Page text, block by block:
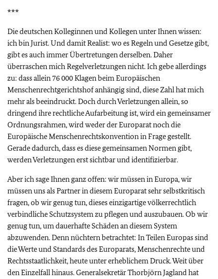
***
Die deutschen Kolleginnen und Kollegen unter Ihnen wissen:
ich bin Jurist. Und damit Realist: wo es Regeln und Gesetze gibt,
gibt es auch immer Übertretungen derselben. Daher
überraschen mich Regelverletzungen nicht. Ich gebe allerdings
zu: dass allein 76 000 Klagen beim Europäischen
Menschenrechtgerichtshof anhängig sind, diese Zahl hat mich
mehr als beeindruckt. Doch durch Verletzungen allein, so
dringend ihre rechtliche Aufarbeitung ist, wird ein gemeinsamer
Ordnungsrahmen, wird weder der Europarat noch die
Europäische Menschenrechtskonvention in Frage gestellt.
Gerade dadurch, dass es diese gemeinsamen Normen gibt,
werden Verletzungen erst sichtbar und identifizierbar.
Aber ich sage Ihnen ganz offen: wir müssen in Europa, wir
müssen uns als Partner in diesem Europarat sehr selbstkritisch
fragen, ob wir genug tun, dieses einzigartige völkerrechtlich
verbindliche Schutzsystem zu pflegen und auszubauen. Ob wir
genug tun, um dauerhafte Schäden an diesem System
abzuwenden. Denn nüchtern betrachtet: In Teilen Europas sind
die Werte und Standards des Europarats, Menschenrechte und
Rechtsstaatlichkeit, heute unter erheblichem Druck. Weit über
den Einzelfall hinaus. Generalsekretär Thorbjörn Jagland hat